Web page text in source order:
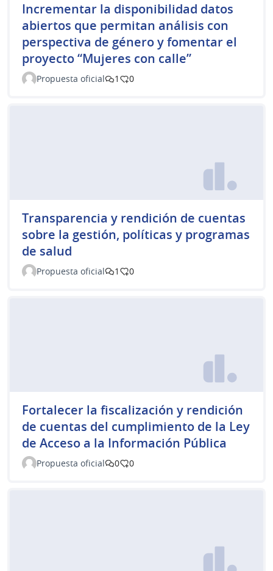
Incrementar la disponibilidad datos
abiertos que permitan análisis con
perspectiva de género y fomentar el
proyecto “Mujeres con calle”
Propuesta oficial 1 0
Transparencia y rendición de cuentas
sobre la gestión, políticas y programas
de salud
Propuesta oficial 1 0
Fortalecer la fiscalización y rendición
de cuentas del cumplimiento de la Ley
de Acceso a la Información Pública
Propuesta oficial 0 0